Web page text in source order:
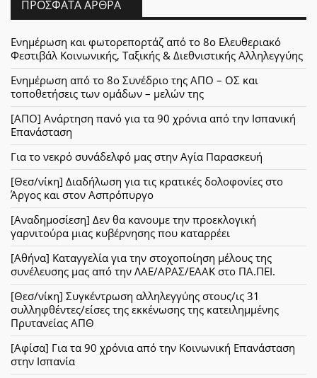
ΠΡΌΣΦΑΤΑ ΆΡΘΡΑ
Ενημέρωση και φωτορεπορτάζ από το 8ο Ελευθεριακό
Φεστιβάλ Κοινωνικής, Ταξικής & Διεθνιστικής Αλληλεγγύης
Ενημέρωση από το 8ο Συνέδριο της ΑΠΟ – ΟΣ και
τοποθετήσεις των ομάδων – μελών της
[ΑΠΟ] Ανάρτηση πανό για τα 90 χρόνια από την Ισπανική
Επανάσταση
Για το νεκρό συνάδελφό μας στην Αγία Παρασκευή
[Θεσ/νίκη] Διαδήλωση για τις κρατικές δολοφονίες στο
Άργος και στον Ασπρόπυργο
[Αναδημοσίεση] Δεν θα κανουμε την προεκλογική
γαρνιτούρα μιας κυβέρνησης που καταρρέει
[Αθήνα] Καταγγελία για την στοχοποίηση μέλους της
συνέλευσης μας από την ΛΑΕ/ΑΡΑΣ/ΕΑΑΚ στο ΠΑ.ΠΕΙ.
[Θεσ/νίκη] Συγκέντρωση αλληλεγγύης στους/ις 31
συλληφθέντες/είσες της εκκένωσης της κατειλημμένης
Πρυτανείας ΑΠΘ
[Αφίσα] Για τα 90 χρόνια από την Κοινωνική Επανάσταση
στην Ισπανία